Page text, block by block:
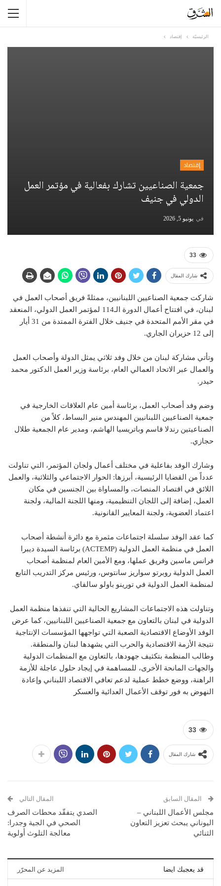
الرئيسيّة إقتصاد
إقتصاد
جمعية الصناعيين تشارك بفعالية في مؤتمر العمل
الدولي في جنيف
في يونيو 5, 2026
33
شارك المقال
شاركت جمعية الصناعيين اللبنانيين، ممثلةً فريق أصحاب العمل في
لبنان، في افتتاح أعمال الدورة الـ114 لمؤتمر العمل الدولي، المنعقد
في مقر الأمم المتحدة في جنيف خلال الفترة الممتدة من 31 أيار
إلى 12 حزيران الجاري.
وتأتي مشاركة لبنان من خلال وفد ثلاثي يمثل الدولة وأصحاب العمل
والعمال عبر الاتحاد العمالي العام، برئاسة وزير العمل الدكتور محمد
حيدر.
وضم وفد أصحاب العمل، برئاسة أمين عام العلاقات الخارجية في
جمعية الصناعيين اللبنانيين المهندس منير البساط، كلاً من
الصناعيتين رندلا قاسم وباتريسيا الهاشم، ومدير عام الجمعية طلال
حجازي.
وشارك الوفد بفاعلية في مختلف أعمال ولجان المؤتمر، التي تناولت
عدداً من القضايا الرئيسية، أبرزها: الحوار الاجتماعي والثلاثية، والعمل
اللائق في اقتصاد المنصات، والمساواة بين الجنسين في مكان
العمل، إضافة إلى اللجان التنظيمية، ومنها اللجنة المالية، ولجنة
اعتماد العضوية، ولجنة المعايير القانونية.
كما عقد الوفد سلسلة اجتماعات مثمرة مع دائرة أنشطة أصحاب
العمل في منظمة العمل الدولية (ACTEMP) برئاسة السيدة ديبرا
فرانس ماسين وفريق عملها، ومع الأمين العام لمنظمة أصحاب
العمل الدولية روبرتو سواريز سانتوس، ورئيس مركز التدريب التابع
لمنظمة العمل الدولية في تورينو باولو سالفاي.
وتناولت هذه الاجتماعات المشاريع الحالية التي تنفذها منظمة العمل
الدولية في لبنان بالتعاون مع جمعية الصناعيين اللبنانيين، كما عرض
الوفد الأوضاع الاقتصادية الصعبة التي تواجهها المؤسسات الإنتاجية
نتيجة الأزمة الاقتصادية والحرب التي يشهدها لبنان والمنطقة.
وطالب المنظمة بتكثيف جهودها، بالتعاون مع المنظمات الدولية
والجهات المانحة الأخرى، للمساهمة في إيجاد حلول عاجلة للأزمة
الراهنة، ووضع خطط عملية لدعم تعافي الاقتصاد اللبناني وإعادة
النهوض به فور توقف الأعمال العدائية والعسكر
33
شارك المقال
المقال السابق
مجلس الأعمال اللبناني –
اليوناني يبحث تعزيز التعاون
الثنائي
المقال التالي
الصدي يتفقّد محطات الصرف
الصحي في الجية وجدرا:
معالجة التلوث أولوية
قد يعجبك ايضا المزيد عن المحرّر